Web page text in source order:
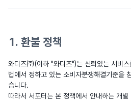
1. 환불 정책
와디즈㈜(이하 "와디즈")는 신뢰있는 서비
법에서 정하고 있는 소비자분쟁해결기준을
습니다.
따라서 서포터는 본 정책에서 안내하는 개